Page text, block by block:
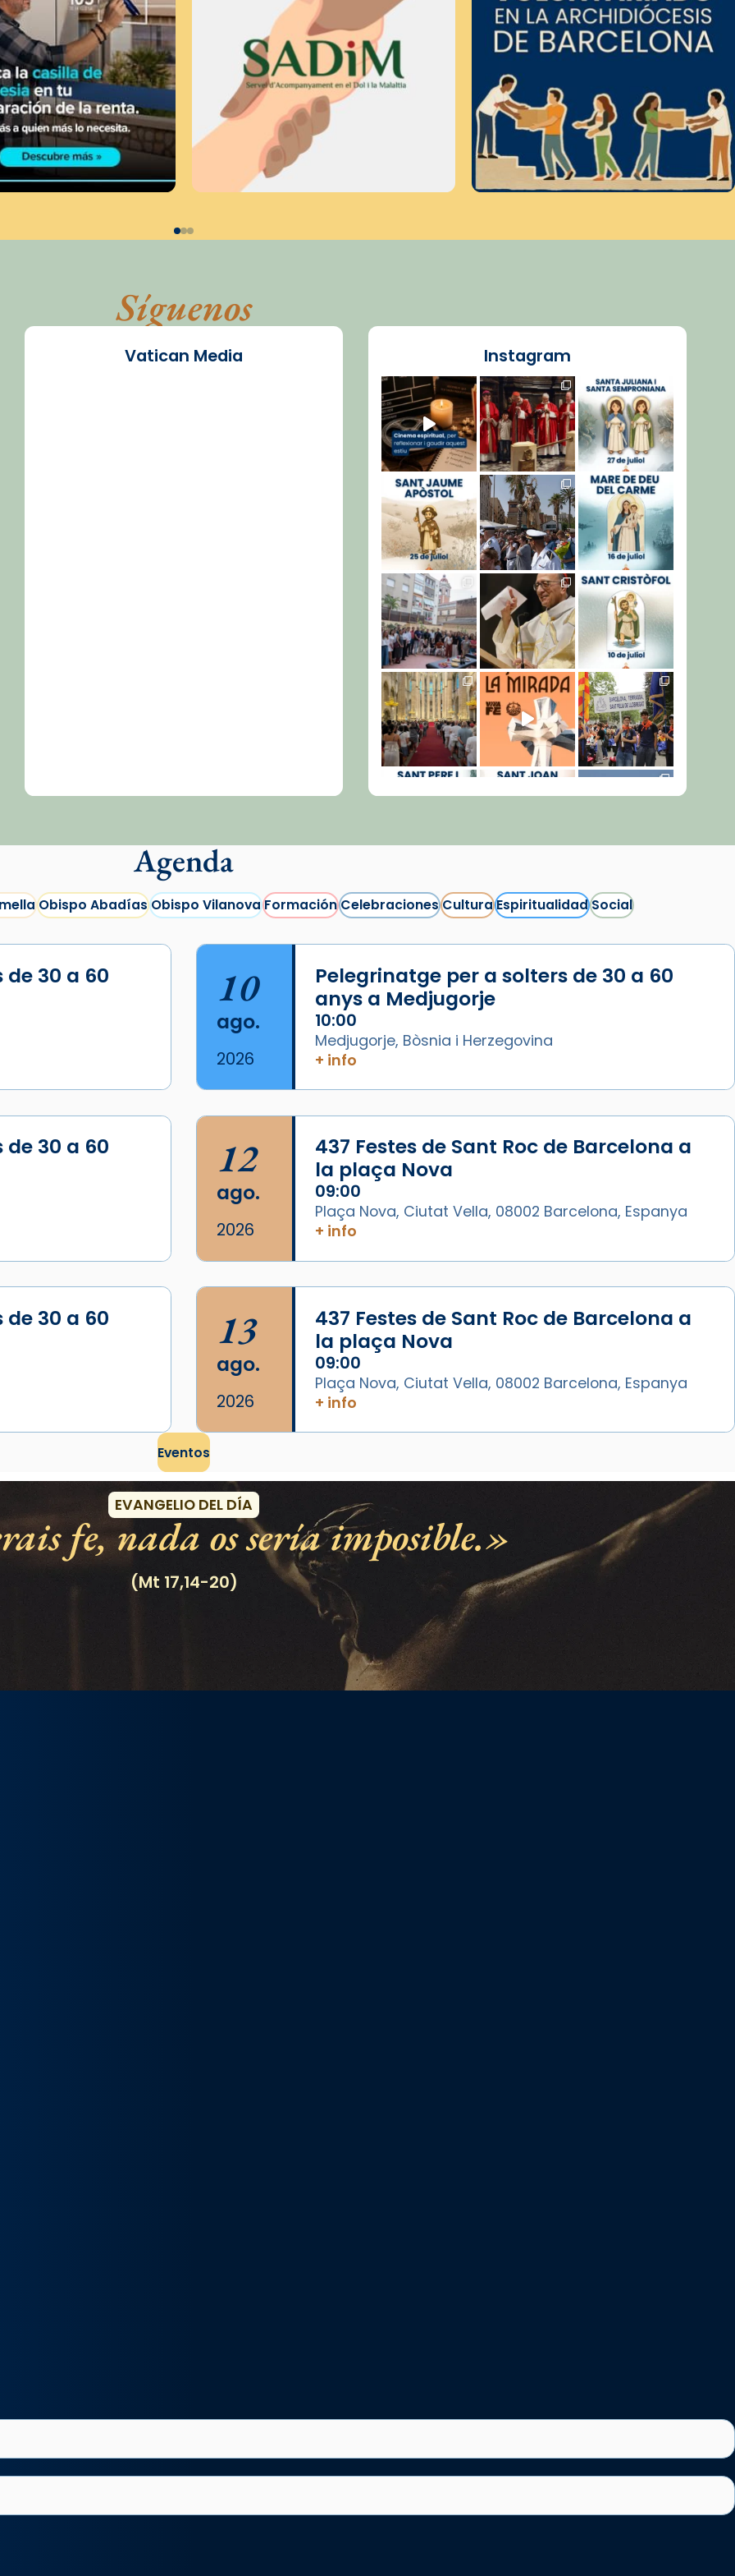
Síguenos
Vatican Media Instagram
Cargar más...
Agenda
Obispo AbadíasObispo VilanovaFormaciónCelebracionesCulturaEspiritualidadSocial
30 a 60
10
ago.
2026
Pelegrinatge per a solters de 30 a 60
anys a Medjugorje
10:00
Medjugorje, Bòsnia i Herzegovina
+ info
30 a 60
12
ago.
2026
437 Festes de Sant Roc de Barcelona a
la plaça Nova
09:00
Plaça Nova, Ciutat Vella, 08002 Barcelona, Espanya
+ info
30 a 60
13
ago.
2026
437 Festes de Sant Roc de Barcelona a
la plaça Nova
09:00
Plaça Nova, Ciutat Vella, 08002 Barcelona, Espanya
+ info
Eventos
EVANGELIO DEL DÍA
fe, nada os sería imposible.
(Mt 17,14-20)